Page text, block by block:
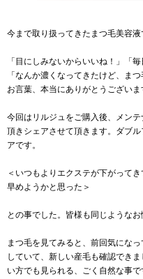
今まで取り扱ってきたまつ毛美容
「目にしみないからいいね！」「
「なんか濃くなってきたけど、ま
お言葉、本当にありがとうございま
今回はリルジュをご購入後、メン
頂きシェアさせて頂きます。ダブ
アです。
＜いつもよりエクステが下がって
早めようかと思った＞
との事でした。皆様も同じような
まつ毛を見てみると、前回気にな
していて、新しい産毛も確認でき
い方でも見られる、ごく自然な事